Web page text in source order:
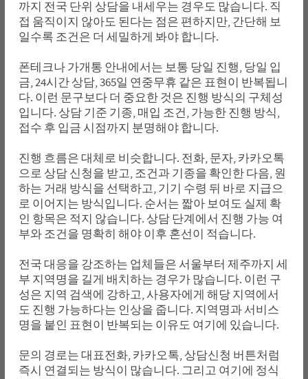
까지 전국 단위 상담을 내세우는 경우도 많습니다. 직
접 움직이지 않아도 된다는 점은 편하지만, 간단해 보
일수록 조건은 더 세밀하게 봐야 합니다.
폰테크나 가개통 안내에서는 보통 당일 진행, 당일 입
금, 24시간 상담, 365일 연중무휴 같은 표현이 반복됩니
다. 이런 문구보다 더 중요한 것은 진행 방식의 구체성
입니다. 상담 기준 기종, 매입 조건, 가능한 진행 방식,
접수 후 입금 시점까지 분명해야 합니다.
진행 흐름은 대체로 비슷합니다. 전화, 문자, 카카오톡
으로 상담 신청을 받고, 조건과 기종을 확인한 다음, 원
하는 거래 방식을 선택하고, 기기 수령 뒤 바로 지급으
로 이어지는 방식입니다. 순서는 짧아 보여도 실제 확
인 항목은 적지 않습니다. 상담 단계에서 진행 가능 여
부와 조건을 명확히 해야 이후 혼선이 적습니다.
전국 대응을 강조하는 업체들은 서울부터 제주까지 세
부 지역명을 길게 배치하는 경우가 많습니다. 이런 구
성은 지역 검색에 강하고, 사용자에게 해당 지역에서
도 진행 가능하다는 인상을 줍니다. 지역명과 서비스
명을 붙인 표현이 반복되는 이유도 여기에 있습니다.
문의 경로는 대표전화, 카카오톡, 상담신청 버튼처럼
즉시 연결되는 방식이 많습니다. 그리고 여기에 정식